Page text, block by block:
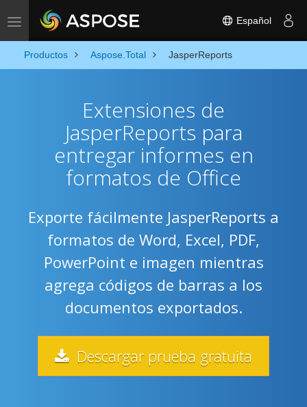
Toggle navigation Español
Productos Aspose.Total JasperReports
Extensiones de
JasperReports para
entregar informes en
formatos de Office
Exporte fácilmente JasperReports a
formatos de Word, Excel, PDF,
PowerPoint e imagen mientras
agrega códigos de barras a los
documentos exportados.
Descargar prueba gratuita